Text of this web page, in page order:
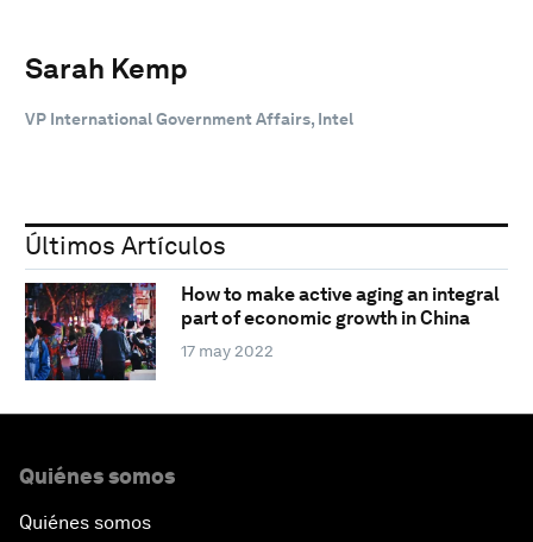
Sarah Kemp
VP International Government Affairs, Intel
Últimos Artículos
How to make active aging an integral
part of economic growth in China
17 may 2022
Quiénes somos
Quiénes somos